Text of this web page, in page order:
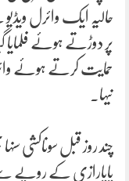
حالیہ ایک وائرل
پر دوڑتے ہوئے فلمایا
حمایت کرتے ہوئے
نیہا۔
چند روز قبل سوناکشی
پاپارازی کے رویے